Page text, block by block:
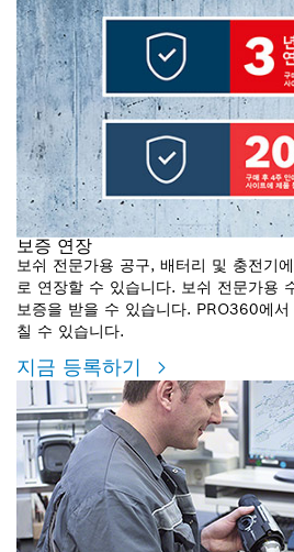
보증 연장
보쉬 전문가용 공구, 배터리 및 충전기
로 연장할 수 있습니다. 보쉬 전문가용
보증을 받을 수 있습니다. PRO360에
칠 수 있습니다.
지금 등록하기